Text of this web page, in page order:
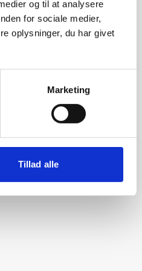
og til at analysere
for sociale medier,
oplysninger, du har givet
Marketing
Tillad alle